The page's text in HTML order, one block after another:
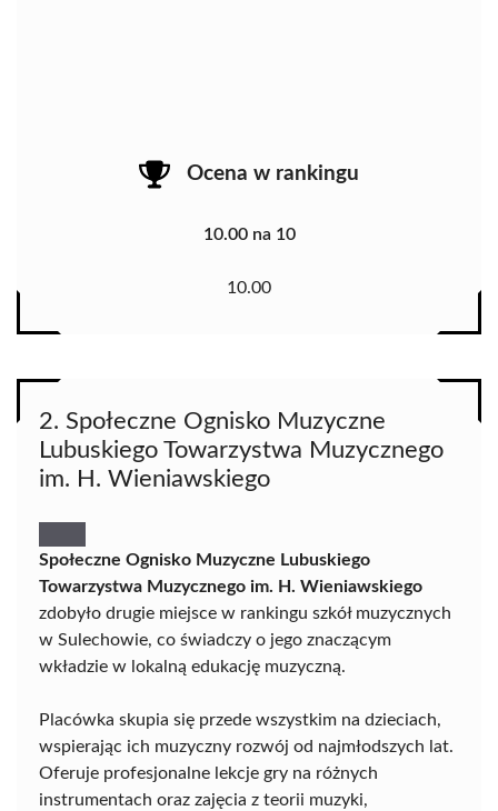
Ocena w rankingu
10.00 na 10
10.00
2. Społeczne Ognisko Muzyczne
Lubuskiego Towarzystwa Muzycznego
im. H. Wieniawskiego
Społeczne Ognisko Muzyczne Lubuskiego
Towarzystwa Muzycznego im. H. Wieniawskiego
zdobyło drugie miejsce w rankingu szkół muzycznych
w Sulechowie, co świadczy o jego znaczącym
wkładzie w lokalną edukację muzyczną.
Placówka skupia się przede wszystkim na dzieciach,
wspierając ich muzyczny rozwój od najmłodszych lat.
Oferuje profesjonalne lekcje gry na różnych
instrumentach oraz zajęcia z teorii muzyki,